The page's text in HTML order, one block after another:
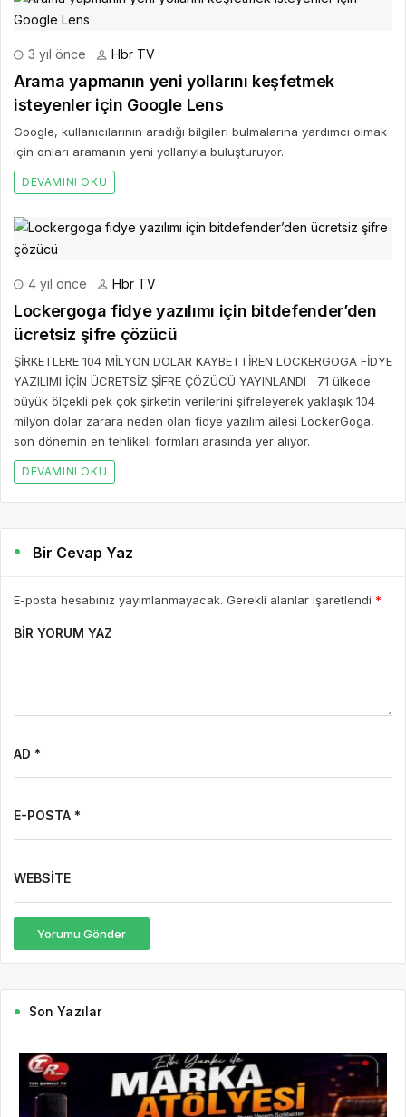
3 yıl önce Hbr TV
Arama yapmanın yeni yollarını keşfetmek
isteyenler için Google Lens
Google, kullanıcılarının aradığı bilgileri bulmalarına yardımcı olmak
için onları aramanın yeni yollarıyla buluşturuyor.
DEVAMINI OKU
4 yıl önce Hbr TV
Lockergoga fidye yazılımı için bitdefender’den
ücretsiz şifre çözücü
ŞİRKETLERE 104 MİLYON DOLAR KAYBETTİREN LOCKERGOGA FİDYE
YAZILIMI İÇİN ÜCRETSİZ ŞİFRE ÇÖZÜCÜ YAYINLANDI 71 ülkede
büyük ölçekli pek çok şirketin verilerini şifreleyerek yaklaşık 104
milyon dolar zarara neden olan fidye yazılım ailesi LockerGoga,
son dönemin en tehlikeli formları arasında yer alıyor.
DEVAMINI OKU
Bir Cevap Yaz
E-posta hesabınız yayımlanmayacak. Gerekli alanlar işaretlendi *
BIR YORUM YAZ
AD *
E-POSTA *
WEBSITE
Yorumu Gönder
Son Yazılar